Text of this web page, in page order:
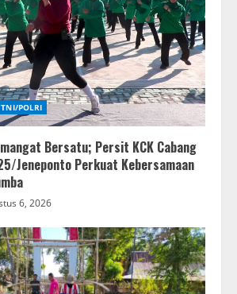
TNI/POLRI
Bersatu; Persit KCK Cabang
Jeneponto Perkuat Kebersamaan
6, 2026